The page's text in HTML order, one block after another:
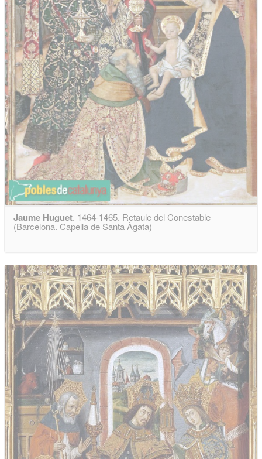
Jaume Huguet. 1464-1465. Retaule del Conestable
(Barcelona. Capella de Santa Àgata)